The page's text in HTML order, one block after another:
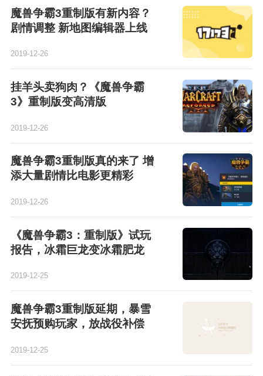
魔兽争霸3重制版有新内容？
剧情调整 新地图编辑器上线
2019-12-26
挂羊头卖狗肉？《魔兽争霸
3》重制版变高清版
2019-12-26
魔兽争霸3重制版真的来了 增
添大量剧情比电影更精彩
2019-12-26
《魔兽争霸3：重制版》试玩
报告，冰霜巨龙变冰霜肥龙
2019-12-25
魔兽争霸3重制版延期，暴雪
安抚预购玩家，放战役补偿
2019-12-25